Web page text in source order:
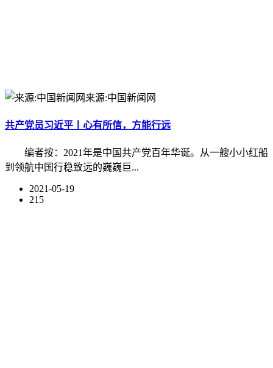
来源:中国新闻网
共产党员习近平丨心有所信，方能行远
编者按：2021年是中国共产党百年华诞。从一艘小小红船
到领航中国行稳致远的巍巍巨...
2021-05-19
215